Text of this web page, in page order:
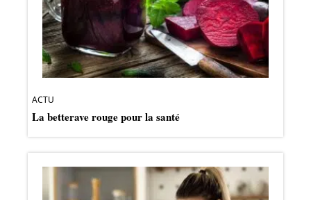
ACTU
La betterave rouge pour la santé